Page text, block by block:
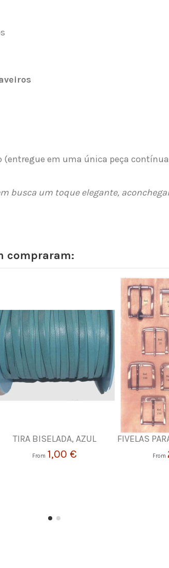
(entregue em uma única peça
busca um toque elegante,
compraram:
TIRA BISELADA, AZUL
From 1,00 €
FIVELAS
From